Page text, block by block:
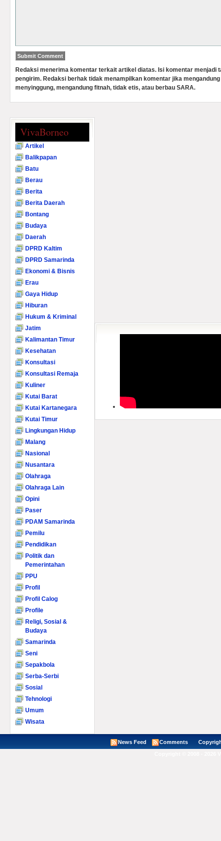
Redaksi menerima komentar terkait artikel diatas. Isi komentar menjadi
pengirim. Redaksi berhak tidak menampilkan komentar jika
menyinggung, mengandung fitnah, tidak etis, atau berbau SARA.
VivaBorneo
Artikel
Balikpapan
Batu
Berau
Berita
Berita Daerah
Bontang
Budaya
Daerah
DPRD Kaltim
DPRD Samarinda
Ekonomi & Bisnis
Erau
Gaya Hidup
Hiburan
Hukum & Kriminal
Jatim
Kalimantan Timur
Kesehatan
Konsultasi
Konsultasi Remaja
Kuliner
Kutai Barat
Kutai Kartanegara
Kutai Timur
Lingkungan Hidup
Malang
Nasional
Nusantara
Olahraga
Olahraga Lain
Opini
Paser
PDAM Samarinda
Pemilu
Pendidikan
Politik dan
Pemerintahan
PPU
Profil
Profil Calog
Profile
Religi, Sosial &
Budaya
Samarinda
Seni
Sepakbola
Serba-Serbi
Sosial
Tehnologi
Umum
Wisata
News Feed Comments Copyright